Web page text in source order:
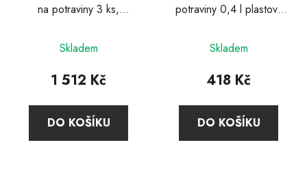
na potraviny 3 ks,
Zwilling
Skladem
1 512 Kč
DO KOŠÍKU
potraviny 0,4 l plastový
Skladem
418 Kč
DO KOŠÍKU